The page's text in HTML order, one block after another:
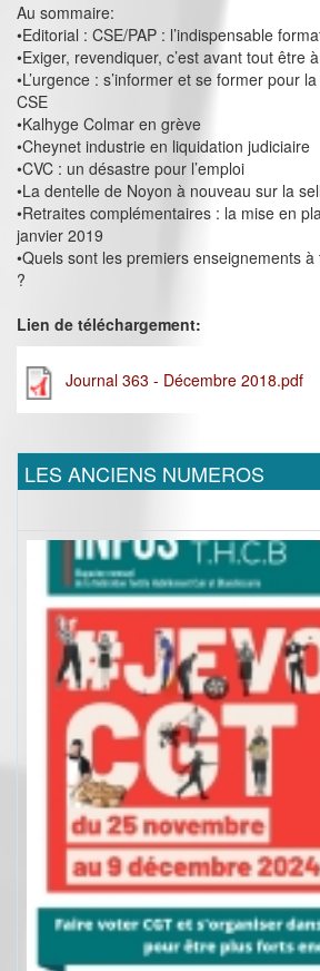
Au sommaire:
•Editorial : CSE/PAP : l’indispensable
•Exiger, revendiquer, c’est avant tout être
•L’urgence : s’informer et se former pour
CSE
•Kalhyge Colmar en grève
•Cheynet industrie en liquidation judiciaire
•CVC : un désastre pour l’emploi
•La dentelle de Noyon à nouveau sur la
•Retraites complémentaires : la mise en
janvier 2019
•Quels sont les premiers enseignements
?
Lien de téléchargement:
Journal 363 - Décembre 2018.pdf
LES ANCIENS NUMEROS